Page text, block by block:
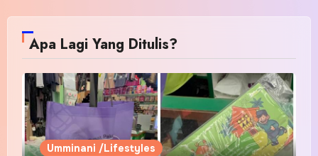
Apa Lagi Yang Ditulis?
Umminani /Lifestyles